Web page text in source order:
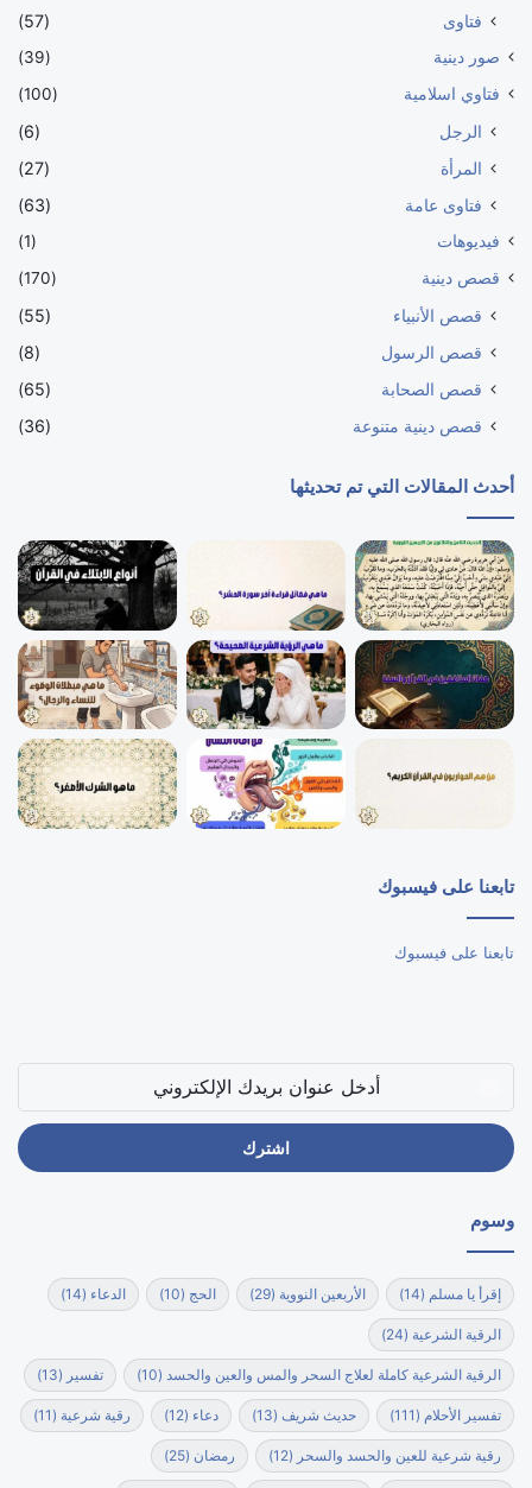
فتاوى
(57)
صور دينية
(39)
فتاوي اسلامية
(100)
الرجل
(6)
المرأة
(27)
فتاوى عامة
(63)
فيديوهات
(1)
قصص دينية
(170)
قصص الأنبياء
(55)
قصص الرسول
(8)
قصص الصحابة
(65)
قصص دينية متنوعة
(36)
أحدث المقالات التي تم تحديثها
تابعنا على فيسبوك
تابعنا على فيسبوك
بريدك
الإلكتروني
وسوم
إقرأ يا مسلم (14) الأربعين النووية (29) الحج (10) الدعاء (14)
الرقية الشرعية (24)
الرقية الشرعية كاملة لعلاج السحر والمس والعين والحسد (10) تفسير (13)
تفسير الأحلام (111) حديث شريف (13) دعاء (12) رقية شرعية (11)
رقية شرعية للعين والحسد والسحر (12) رمضان (25)